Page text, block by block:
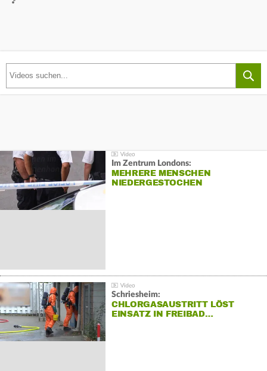
Im Zentrum Londons:
MEHRERE MENSCHEN
NIEDERGESTOCHEN
Schriesheim:
CHLORGASAUSTRITT LÖST
EINSATZ IN FREIBAD…